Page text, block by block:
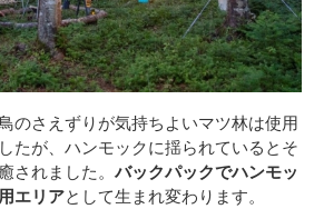
のさえずりが気持ちよいマツ林は使用
たが、ハンモックに揺られているとそ
されました。 バックパックでハンモッ
エリアとして生まれ変わります。